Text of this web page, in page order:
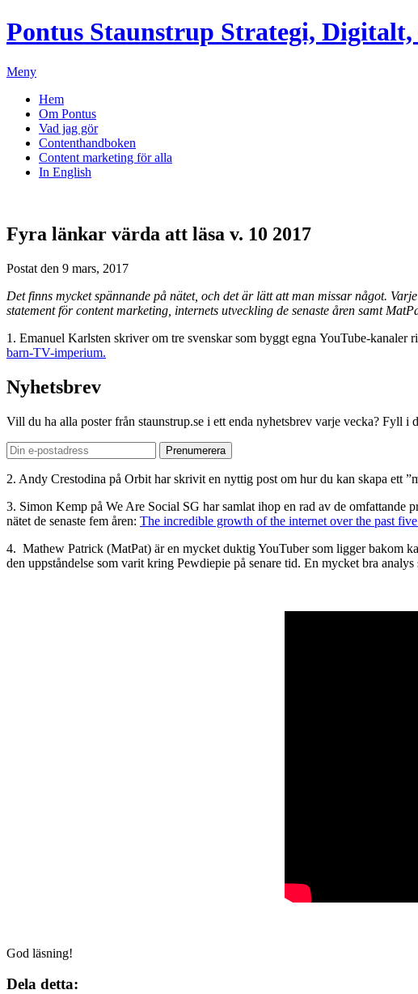
Pontus Staunstrup Strategi,
Meny
Hem
Om Pontus
Vad jag gör
Contenthandboken
Content marketing för alla
In English
Fyra länkar värda att läsa v. 10 2017
Postat den 9 mars, 2017
Det finns mycket spännande på nätet, och det är lätt att man missar något.
statement för content marketing, internets utveckling de senaste åren samt
1. Emanuel Karlsten skriver om tre svenskar som byggt egna YouTube-
barn-TV-imperium.
Nyhetsbrev
Vill du ha alla poster från staunstrup.se i ett enda nyhetsbrev varje vecka? Fyll i
2. Andy Crestodina på Orbit har skrivit en nyttig post om hur du kan skapa ett
3. Simon Kemp på We Are Social SG har samlat ihop en rad av de omfattande
nätet de senaste fem åren: The incredible growth of the internet over the past five
4. Mathew Patrick (MatPat) är en mycket duktig YouTuber som ligger bakom
den uppståndelse som varit kring Pewdiepie på senare tid. En mycket bra
God läsning!
Dela detta: